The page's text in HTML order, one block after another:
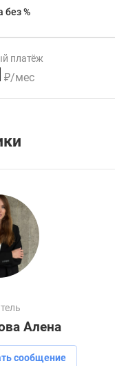
без %
платёж
₽/мес
Алена
сообщение